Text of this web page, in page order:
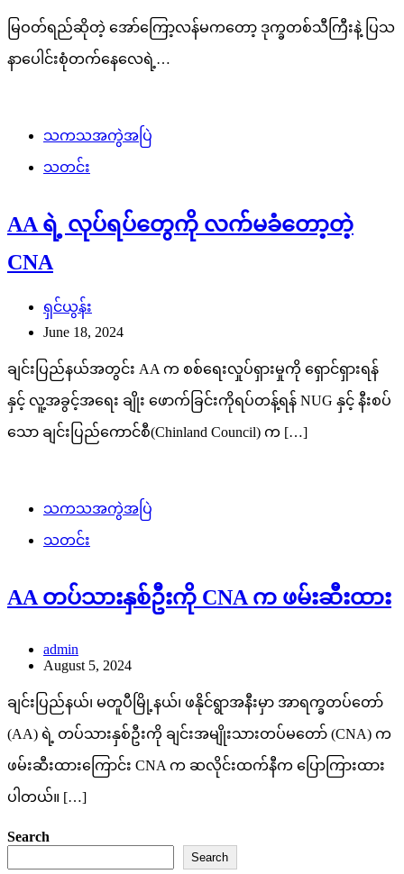
မြဝတ်ရည်ဆိုတဲ့ အော်ကြော့လန်မကတော့ ဒုက္ခတစ်သီကြီးနဲ့ ပြသ
နာပေါင်းစုံတက်နေလေရဲ့…
သကသအကွဲအပြဲ
သတင်း
AA ရဲ့ လုပ်ရပ်တွေကို လက်မခံတော့တဲ့
CNA
ရှင်ယွန်း
June 18, 2024
ချင်းပြည်နယ်အတွင်း AA က စစ်ရေးလှုပ်ရှားမှုကို ရှောင်ရှားရန်
နှင့် လူ့အခွင့်အရေး ချိုး ဖောက်ခြင်းကိုရပ်တန့်ရန် NUG နှင့် နီးစပ်
သော ချင်းပြည်ကောင်စီ(Chinland Council) က […]
သကသအကွဲအပြဲ
သတင်း
AA တပ်သားနှစ်ဦးကို CNA က ဖမ်းဆီးထား
admin
August 5, 2024
ချင်းပြည်နယ်၊ မတူပီမြို့နယ်၊ ဖနိုင်ရွာအနီးမှာ အာရက္ခတပ်တော်
(AA) ရဲ့ တပ်သားနှစ်ဦးကို ချင်းအမျိုးသားတပ်မတော် (CNA) က
ဖမ်းဆီးထားကြောင်း CNA က ဆလိုင်းထက်နီက ပြောကြားထား
ပါတယ်။ […]
Search
Search